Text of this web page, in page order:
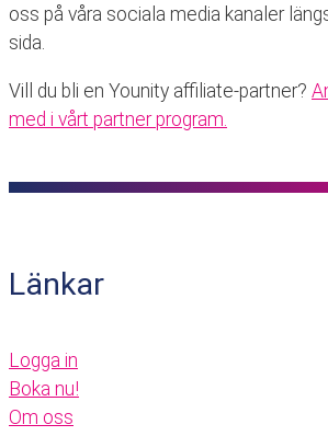
oss på våra sociala media kanaler
sida.
Vill du bli en Younity affiliate-partner?
med i vårt partner program.
Länkar
Logga in
Boka nu!
Om oss